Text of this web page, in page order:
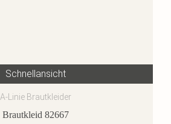
Schnellansicht
A-Linie Brautkleider
Brautkleid 82667